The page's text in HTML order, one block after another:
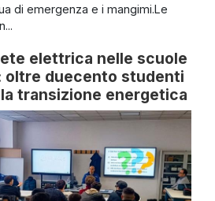
di emergenza e i mangimi.Le
elettrica nelle scuole
oltre duecento studenti
transizione energetica